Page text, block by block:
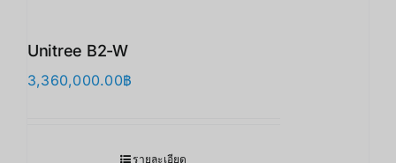
Unitree B2-W
3,360,000.00฿
รายละเอียด